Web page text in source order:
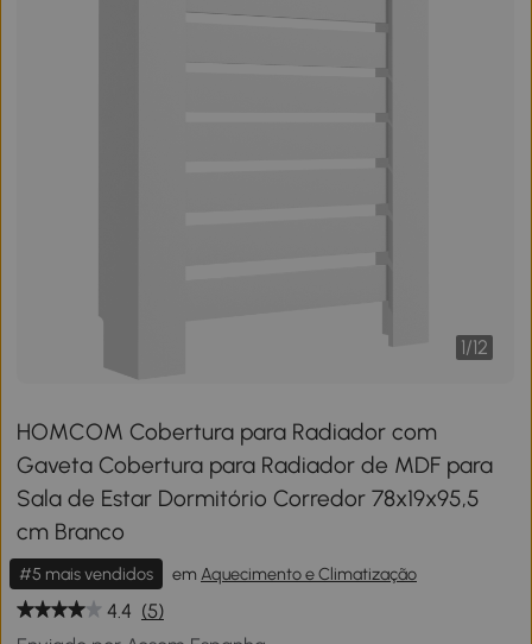
1/12
HOMCOM Cobertura para Radiador com
Gaveta Cobertura para Radiador de MDF para
Sala de Estar Dormitório Corredor 78x19x95,5
cm Branco
#5 mais vendidos em Aquecimento e Climatização
4.4 (5)